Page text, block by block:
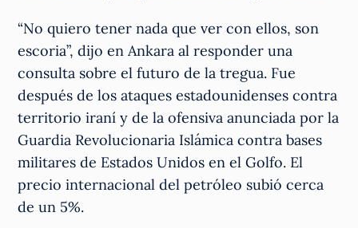
“No quiero tener nada que ver con ellos, son
escoria”, dijo en Ankara al responder una
consulta sobre el futuro de la tregua. Fue
después de los ataques estadounidenses contra
territorio iraní y de la ofensiva anunciada por la
Guardia Revolucionaria Islámica contra bases
militares de Estados Unidos en el Golfo. El
precio internacional del petróleo subió cerca
de un 5%.